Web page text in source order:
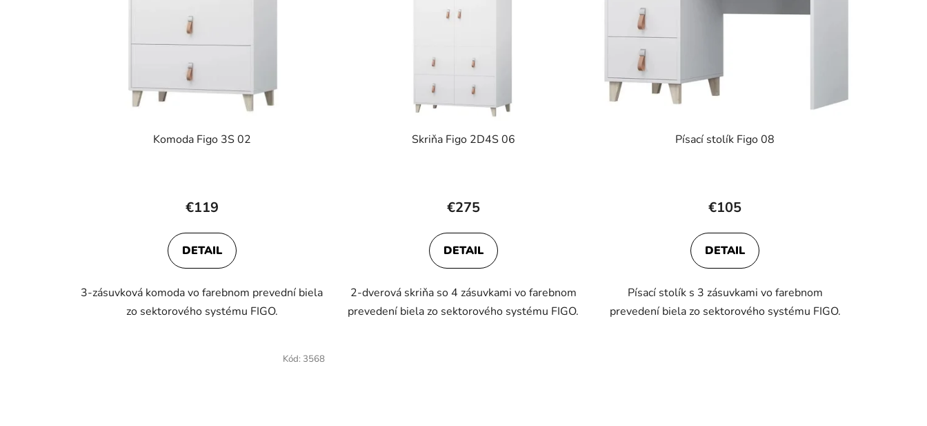
Komoda Figo 3S 02
€119
DETAIL
3-zásuvková komoda vo farebnom prevední biela
zo sektorového systému FIGO.
Skriňa Figo 2D4S 06
hodnotenie
je
5,0
5
hviezdičiek.
€275
DETAIL
2-dverová skriňa so 4 zásuvkami vo farebnom
prevedení biela zo sektorového systému FIGO.
Písací stolík Figo 08
€105
DETAIL
Písací stolík s 3 zásuvkami vo farebnom
prevedení biela zo sektorového systému FIGO.
Kód: 3568